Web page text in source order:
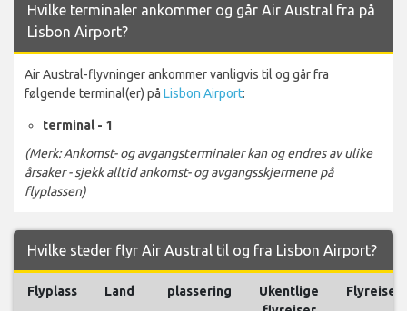
Hvilke terminaler ankommer og går Air Austral fra på
Lisbon Airport?
Air Austral-flyvninger ankommer vanligvis til og går fra
følgende terminal(er) på Lisbon Airport:
terminal - 1
(Merk: Ankomst- og avgangsterminaler kan og endres av ulike
årsaker - sjekk alltid ankomst- og avgangsskjermene på
flyplassen)
Hvilke steder flyr Air Austral til og fra Lisbon Airport?
Flyplass Land plassering
Ukentlige
Flyreiser